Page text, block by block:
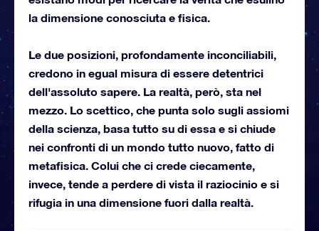
la dimensione conosciuta e fisica.
Le due posizioni, profondamente inconciliabili,
credono in egual misura di essere detentrici
dell'assoluto sapere. La realtà, però, sta nel
mezzo. Lo scettico, che punta solo sugli assiomi
della scienza, basa tutto su di essa e si chiude
nei confronti di un mondo tutto nuovo, fatto di
metafisica. Colui che ci crede ciecamente,
invece, tende a perdere di vista il raziocinio e si
rifugia in una dimensione fuori dalla realtà.